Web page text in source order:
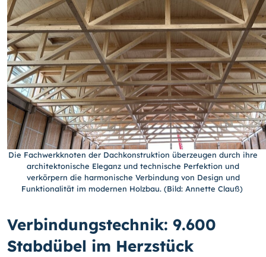
Die Fachwerkknoten der Dachkonstruktion überzeugen durch ihre
architektonische Eleganz und technische Perfektion und
verkörpern die harmonische Verbindung von Design und
Funktionalität im modernen Holzbau. (Bild: Annette Clauß)
Verbindungstechnik: 9.600
Stabdübel im Herzstück